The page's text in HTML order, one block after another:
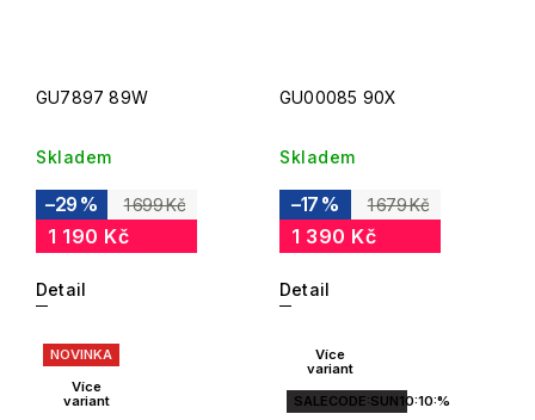
GU7897 89W
Skladem
1 699 Kč
–29 %
1 190 Kč
Detail
GU00085 90X
Skladem
1 679 Kč
–17 %
1 390 Kč
Detail
NOVINKA
Více
variant
Více
variant
SALECODE:SUN10:10:%